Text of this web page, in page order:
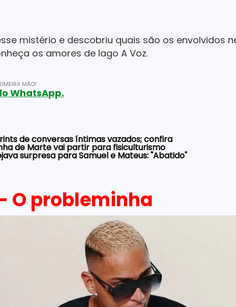
mistério e descobriu quais são os envolvidos
os amores de Iago A Voz.
MÃO!
WhatsApp.
de conversas íntimas vazados; confira
de Marte vai partir para fisiculturismo
surpresa para Samuel e Mateus: "Abatido"
O probleminha